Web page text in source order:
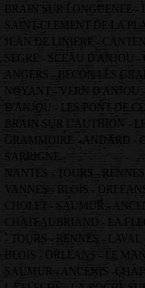
BRAIN SUR LONGUENEE -
SAINT CLEMENT DE LA
JEAN DE LINIERE -
SEGRE - SCEAU D'ANJOU -
ANGERS - BECON LES
NOYANT - VERN D'ANJOU
D'ANJOU - LES PONT DE
BRAIN SUR L'AUTHION - LE
GRAMMOIRE -ANDARD -
SARRIGNE -
NANTES - TOURS -
VANNES - BLOIS -
CHOLET - SAUMUR -
CHATEAUBRIAND - LA
- TOURS - RENNES - LAVAL
BLOIS - ORLEANS - LE
SAUMUR - ANCENIS -